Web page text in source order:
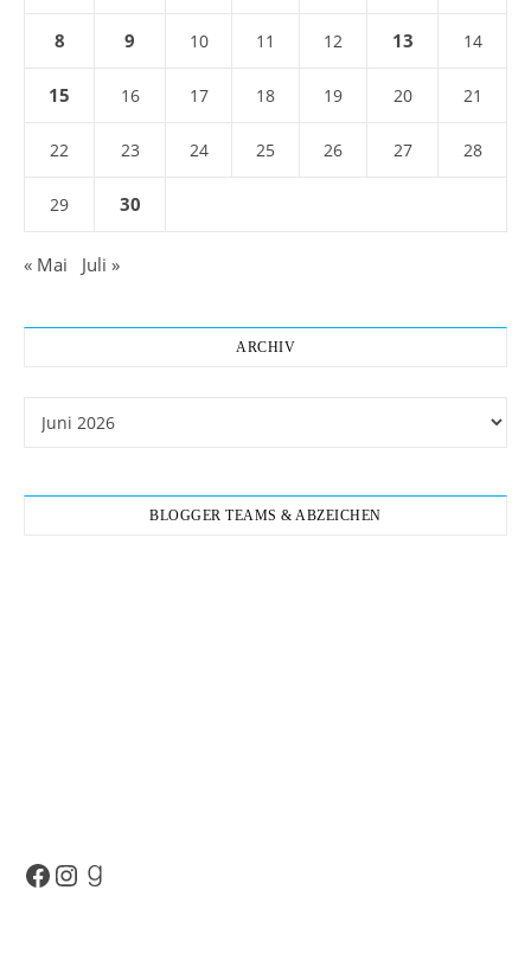
8 9 10 11 12 13 14
15 16 17 18 19 20 21
22 23 24 25 26 27 28
29 30
« Mai Juli »
ARCHIV
Archiv
BLOGGER TEAMS & ABZEICHEN
Facebook
Instagram
Goodreads